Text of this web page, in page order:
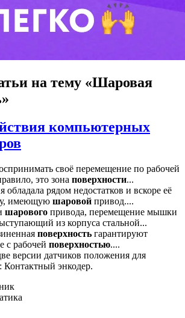
на тему «Шаровая
компьютерных
своё перемещение по рабочей
это зона поверхности...
обладала рядом недостатков и вскоре её
имеющую шаровой привод....
шарового привода, перемещение мышки
из корпуса стальной...
поверхность гарантируют
с рабочей поверхностью....
версии датчиков положения для
Контактный энкодер.